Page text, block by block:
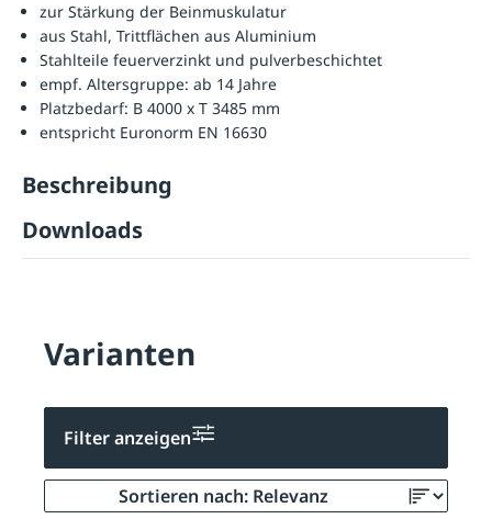
zur Stärkung der Beinmuskulatur
aus Stahl, Trittflächen aus Aluminium
Stahlteile feuerverzinkt und pulverbeschichtet
empf. Altersgruppe: ab 14 Jahre
Platzbedarf: B 4000 x T 3485 mm
entspricht Euronorm EN 16630
Beschreibung
Downloads
Varianten
Filter anzeigen